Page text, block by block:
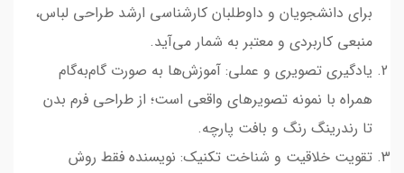
برای دانشجویان و داوطلبان کارشناسی ارشد طراحی لباس،
منبعی کاربردی و معتبر به شمار می‌آید.
یادگیری تصویری و عملی: آموزش‌ها به صورت گام‌به‌گام
همراه با نمونه تصویرهای واقعی است؛ از طراحی فرم بدن
تا رندرینگ رنگ و بافت پارچه.
تقویت خلاقیت و شناخت تکنیک: نویسنده فقط روش